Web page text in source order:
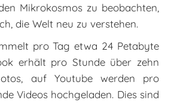
Mikrokosmos zu beobachten,
die Welt neu zu verstehen.
pro Tag etwa 24 Petabyte
erhält pro Stunde über zehn
auf Youtube werden pro
Videos hochgeladen. Dies sind